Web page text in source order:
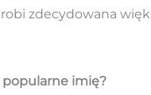
robi zdecydowana
popularne imię?